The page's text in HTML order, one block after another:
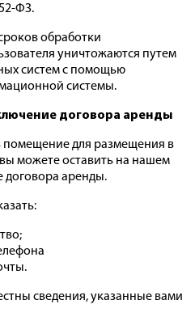
ФЗ.
обработки
уничтожаются путем
систем с помощью
системы.
договора аренды
помещение для размещения в
можете оставить на нашем
договора аренды.
сведения, указанные вами